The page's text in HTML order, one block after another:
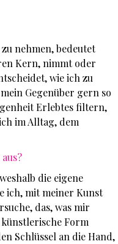
nehmen, bedeutet
Kern, nimmt oder
wie ich zu
Gegenüber gern so
Erlebtes filtern,
im Alltag, dem
die eigene
ich, mit meiner Kunst
das, was mir
Form
Schlüssel an die Hand,